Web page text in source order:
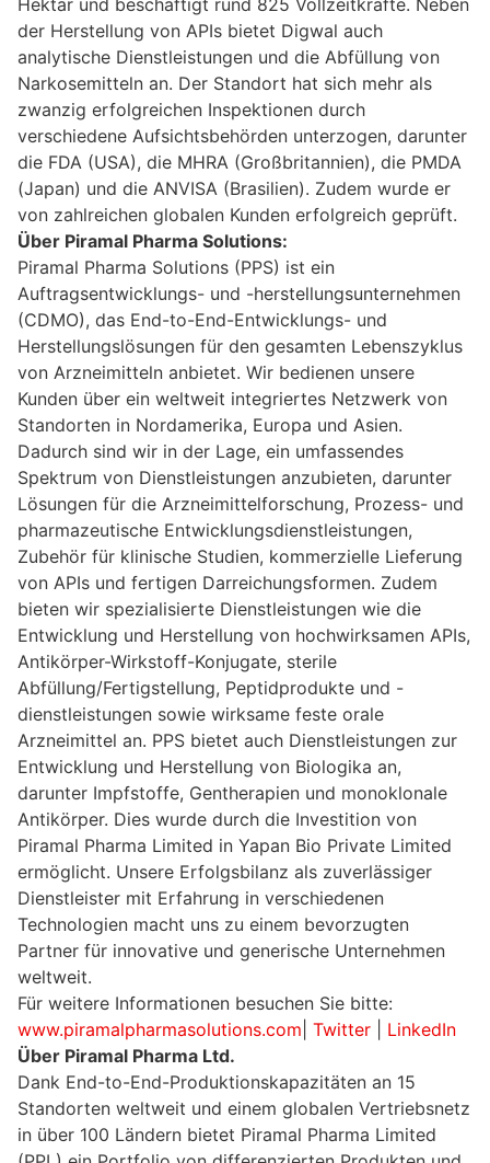
Hektar und beschäftigt rund 825 Vollzeitkräfte. Neben
der Herstellung von APIs bietet Digwal auch
analytische Dienstleistungen und die Abfüllung von
Narkosemitteln an. Der Standort hat sich mehr als
zwanzig erfolgreichen Inspektionen durch
verschiedene Aufsichtsbehörden unterzogen, darunter
die FDA (USA), die MHRA (Großbritannien), die PMDA
(Japan) und die ANVISA (Brasilien). Zudem wurde er
von zahlreichen globalen Kunden erfolgreich geprüft.
Über Piramal Pharma Solutions:
Piramal Pharma Solutions (PPS) ist ein
Auftragsentwicklungs- und -herstellungsunternehmen
(CDMO), das End-to-End-Entwicklungs- und
Herstellungslösungen für den gesamten Lebenszyklus
von Arzneimitteln anbietet. Wir bedienen unsere
Kunden über ein weltweit integriertes Netzwerk von
Standorten in Nordamerika, Europa und Asien.
Dadurch sind wir in der Lage, ein umfassendes
Spektrum von Dienstleistungen anzubieten, darunter
Lösungen für die Arzneimittelforschung, Prozess- und
pharmazeutische Entwicklungsdienstleistungen,
Zubehör für klinische Studien, kommerzielle Lieferung
von APIs und fertigen Darreichungsformen. Zudem
bieten wir spezialisierte Dienstleistungen wie die
Entwicklung und Herstellung von hochwirksamen APIs,
Antikörper-Wirkstoff-Konjugate, sterile
Abfüllung/Fertigstellung, Peptidprodukte und -
dienstleistungen sowie wirksame feste orale
Arzneimittel an. PPS bietet auch Dienstleistungen zur
Entwicklung und Herstellung von Biologika an,
darunter Impfstoffe, Gentherapien und monoklonale
Antikörper. Dies wurde durch die Investition von
Piramal Pharma Limited in Yapan Bio Private Limited
ermöglicht. Unsere Erfolgsbilanz als zuverlässiger
Dienstleister mit Erfahrung in verschiedenen
Technologien macht uns zu einem bevorzugten
Partner für innovative und generische Unternehmen
weltweit.
Für weitere Informationen besuchen Sie bitte:
www.piramalpharmasolutions.com Twitter
LinkedIn
Über Piramal Pharma Ltd.
Dank End-to-End-Produktionskapazitäten an 15
Standorten weltweit und einem globalen Vertriebsnetz
in über 100 Ländern bietet Piramal Pharma Limited